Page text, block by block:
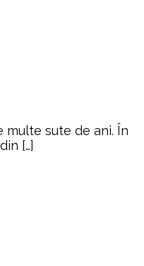
multe sute de ani. În
[…]